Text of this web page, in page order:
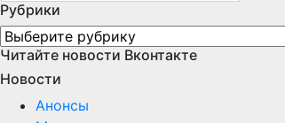
Рубрики
Рубрики
Читайте новости Вконтакте
Новости
Анонсы